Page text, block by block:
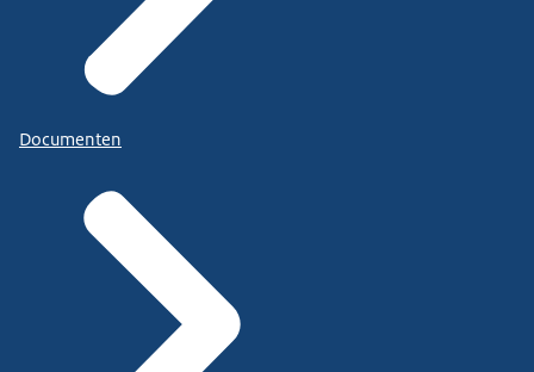
Documenten